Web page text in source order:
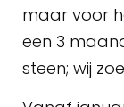
maar voor
een 3
steen; wij